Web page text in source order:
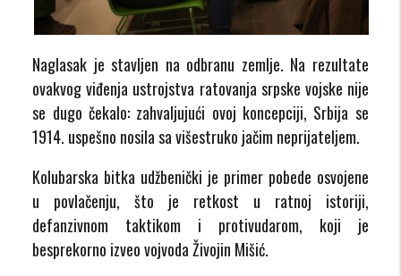
Naglasak je stavljen na odbranu zemlje. Na rezultate
ovakvog viđenja ustrojstva ratovanja srpske vojske nije
se dugo čekalo: zahvaljujući ovoj koncepciji, Srbija se
1914. uspešno nosila sa višestruko jačim neprijateljem.
Kolubarska bitka udžbenički je primer pobede osvojene
u povlačenju, što je retkost u ratnoj istoriji,
defanzivnom taktikom i protivudarom, koji je
besprekorno izveo vojvoda Živojin Mišić.